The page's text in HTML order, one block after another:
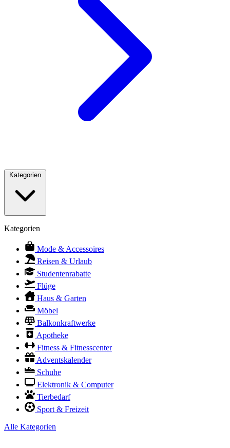
Kategorien
Mode & Accessoires
Reisen & Urlaub
Studentenrabatte
Flüge
Haus & Garten
Möbel
Balkonkraftwerke
Apotheke
Fitness & Fitnesscenter
Adventskalender
Schuhe
Elektronik & Computer
Tierbedarf
Sport & Freizeit
Alle Kategorien